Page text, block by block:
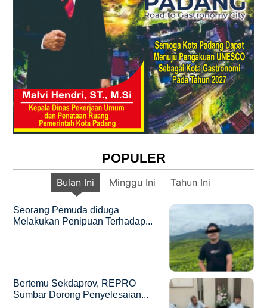
POPULER
Bulan Ini Minggu Ini Tahun Ini
Seorang Pemuda diduga
Melakukan Penipuan Terhadap...
Bertemu Sekdaprov, REPRO
Sumbar Dorong Penyelesaian...